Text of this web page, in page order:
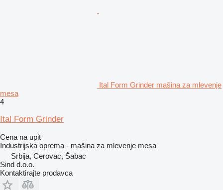
Ital Form Grinder mašina za mlevenje
mesa
4
Ital Form Grinder
Cena na upit
Industrijska oprema - mašina za mlevenje mesa
Srbija, Cerovac, Šabac
Sind d.o.o.
Kontaktirajte prodavca